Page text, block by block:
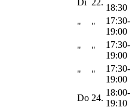
18:30
" "
17:30-
19:00
" "
17:30-
19:00
" "
17:30-
19:00
Do 24.
18:00-
19:10